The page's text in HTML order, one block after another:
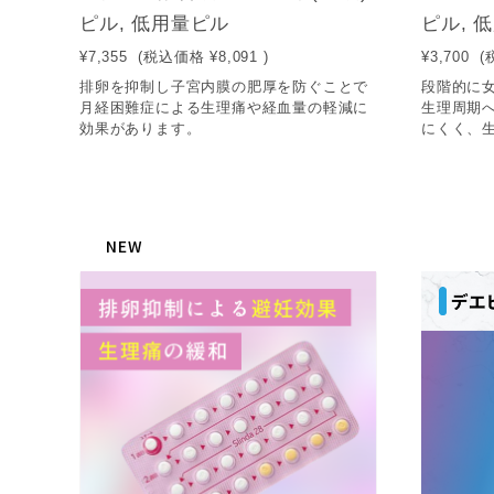
ピル, 低用量ピル
¥7,355 (税込価格 ¥8,091 )
排卵を抑制し子宮内膜の肥厚を防ぐことで
月経困難症による生理痛や経血量の軽減に
効果があります。
ピル,
¥3,700
(
段階的に
生理周期
にくく、
NEW